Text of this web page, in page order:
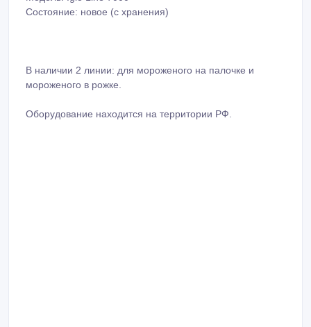
Состояние: новое (с хранения)
В наличии 2 линии: для мороженого на палочке и
мороженого в рожке.
Оборудование находится на территории РФ.